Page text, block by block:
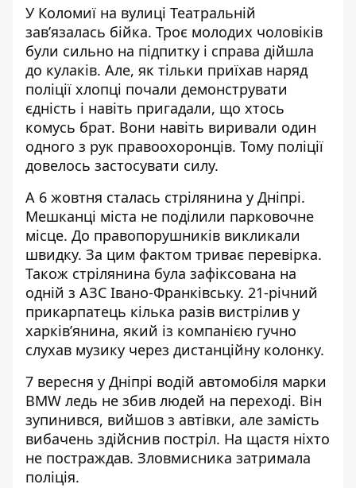
У Коломиї на вулиці Театральній
зав’язалась бійка. Троє молодих чоловіків
були сильно на підпитку і справа дійшла
до кулаків. Але, як тільки приїхав наряд
поліції хлопці почали демонструвати
єдність і навіть пригадали, що хтось
комусь брат. Вони навіть виривали один
одного з рук правоохоронців. Тому поліції
довелось застосувати силу.
А 6 жовтня сталась стрілянина у Дніпрі.
Мешканці міста не поділили парковочне
місце. До правопорушників викликали
швидку. За цим фактом триває перевірка.
Також стрілянина була зафіксована на
одній з АЗС Івано-Франківську. 21-річний
прикарпатець кілька разів вистрілив у
харків’янина, який із компанією гучно
слухав музику через дистанційну колонку.
7 вересня у Дніпрі водій автомобіля марки
BMW ледь не збив людей на переході. Він
зупинився, вийшов з автівки, але замість
вибачень здійснив постріл. На щастя ніхто
не постраждав. Зловмисника затримала
поліція.